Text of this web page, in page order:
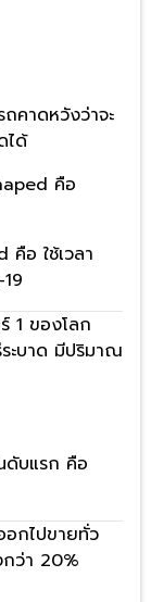
คาดหวังว่าจะ
ได้
คือ
คือ ใช้เวลา
1 ของโลก
ะบาด มีปริมาณ
ดับแรก คือ
กไปขายทั่ว
ว่า 20%